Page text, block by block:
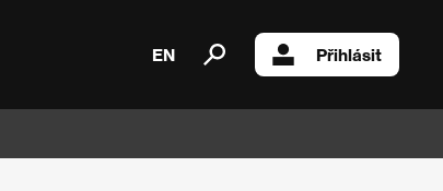
EN Přihlásit